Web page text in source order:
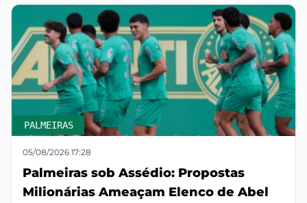
PALMEIRAS
05/08/2026 17:28
Palmeiras sob Assédio: Propostas
Milionárias Ameaçam Elenco de Abel